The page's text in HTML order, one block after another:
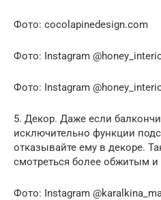
Фото: cocolapinedesign.com
Фото: Instagram
Фото: Instagram
5. Декор. Даже если
исключительно функции
отказывайте ему в декоре.
смотреться более обжитым
Фото: Instagram